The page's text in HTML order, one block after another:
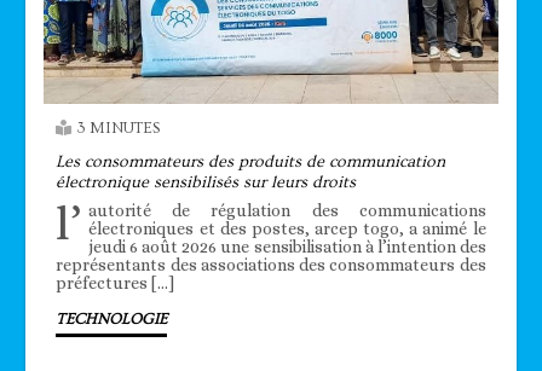
3 MINUTES
Les consommateurs des produits de communication
électronique sensibilisés sur leurs droits
l’ autorité de régulation des communications
électroniques et des postes, arcep togo, a animé le
jeudi 6 août 2026 une sensibilisation à l’intention des
représentants des associations des consommateurs des
préfectures […]
TECHNOLOGIE